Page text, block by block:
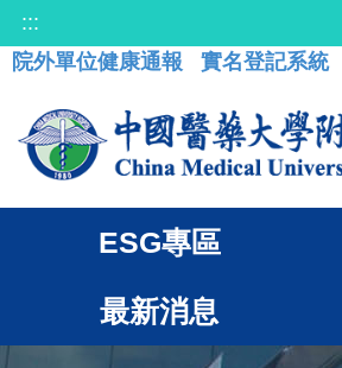
:::
院外單位健康通報
實名登記系統
ESG專區
最新消息